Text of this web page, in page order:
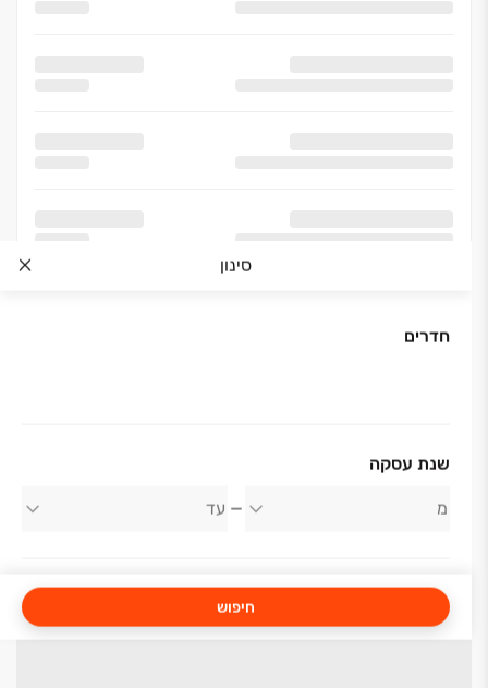
סינון
חדרים
שנת עסקה
חיפוש